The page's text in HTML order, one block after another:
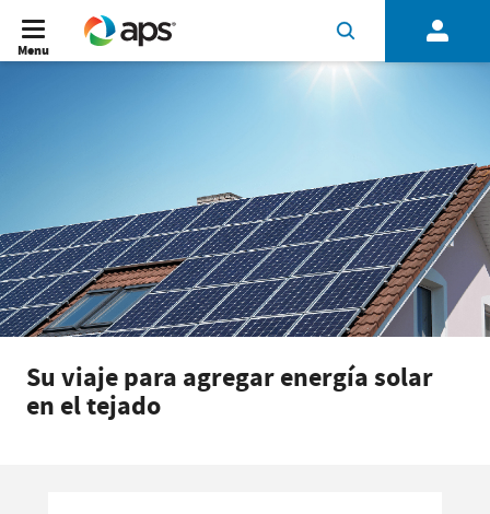
Menu
Su viaje para agregar energía solar
en el tejado